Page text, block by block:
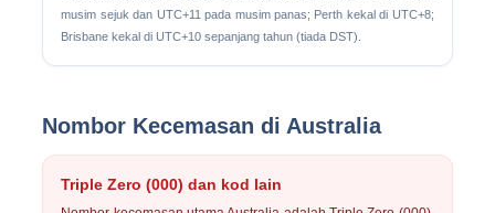
musim sejuk dan UTC+11 pada musim panas; Perth kekal di UTC+8;
Brisbane kekal di UTC+10 sepanjang tahun (tiada DST).
Nombor Kecemasan di Australia
Triple Zero (000) dan kod lain